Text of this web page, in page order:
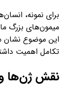
برای نمونه،
میمون‌های بزرگ
این موضوع نشان
تکامل اهمیت
نقش ژن‌ها